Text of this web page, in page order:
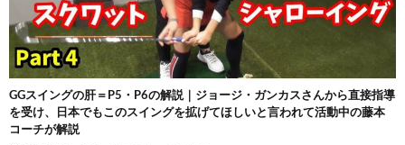
GGスイングの肝＝P5・P6の解説｜ジョージ・ガンカスさんから直接指導
を受け、日本でもこのスイングを拡げてほしいと言われて活動中の藤本
コーチが解説